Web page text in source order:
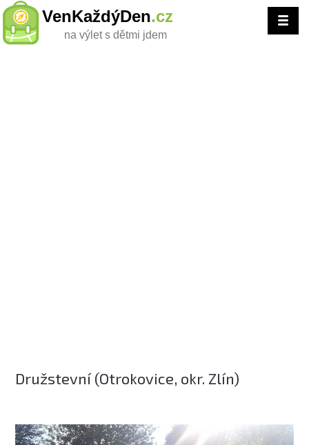
VenKaždýDen.cz
na výlet s dětmi jdem
Družstevní (Otrokovice, okr. Zlín)